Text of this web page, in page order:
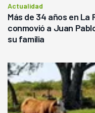
Actualidad
Más de 34 años en
conmovió a Juan
su familia